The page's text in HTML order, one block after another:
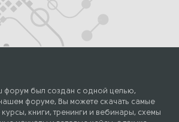
форум был создан с одной целью,
форуме, Вы можете скачать самые
книги, тренинги и вебинары, схемы